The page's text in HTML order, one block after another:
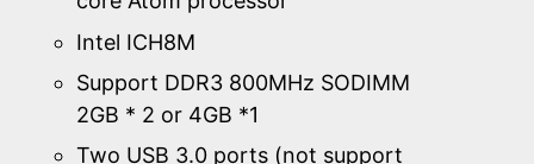
Intel ICH8M
Support DDR3 800MHz SODIMM
2GB * 2 or 4GB *1
Two USB 3.0 ports (not support